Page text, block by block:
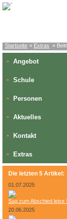
Startseite » Extras »
» Angebot
» Schule
» Personen
» Aktuelles
» Kontakt
» Extras
Die letzten 5 Artikel:
01.07.2025
Sag zum Abschied leise
20.06.2025